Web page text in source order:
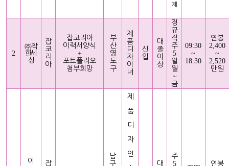
제
2
㈜착
한세
상
잡
코
리
아
잡코리아
이력서양식
+
포트폴리오
첨부희망
부
산
영
도
구
제
품
디
자
이
너
신
입
대
졸
이
상
정
규
직
주
5
일
월
~
금
09:30
~
18:30
연봉
2,400
~
2,520
만원
이
잡
남
구
제
품
디
자
인
대
주
5 연봉